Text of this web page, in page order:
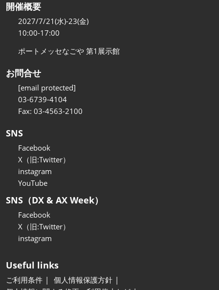
開催概要
2027/7/21(水)-23(金)
10:00-17:00
ポートメッセなごや 第1展示館
お問合せ
[email protected]
03-6739-4104
Fax: 03-4563-2100
SNS
Facebook
X（旧:Twitter）
instagram
YouTube
SNS（DX & AX Week）
Facebook
X（旧:Twitter）
instagram
Useful links
ご利用条件
個人情報保護方針